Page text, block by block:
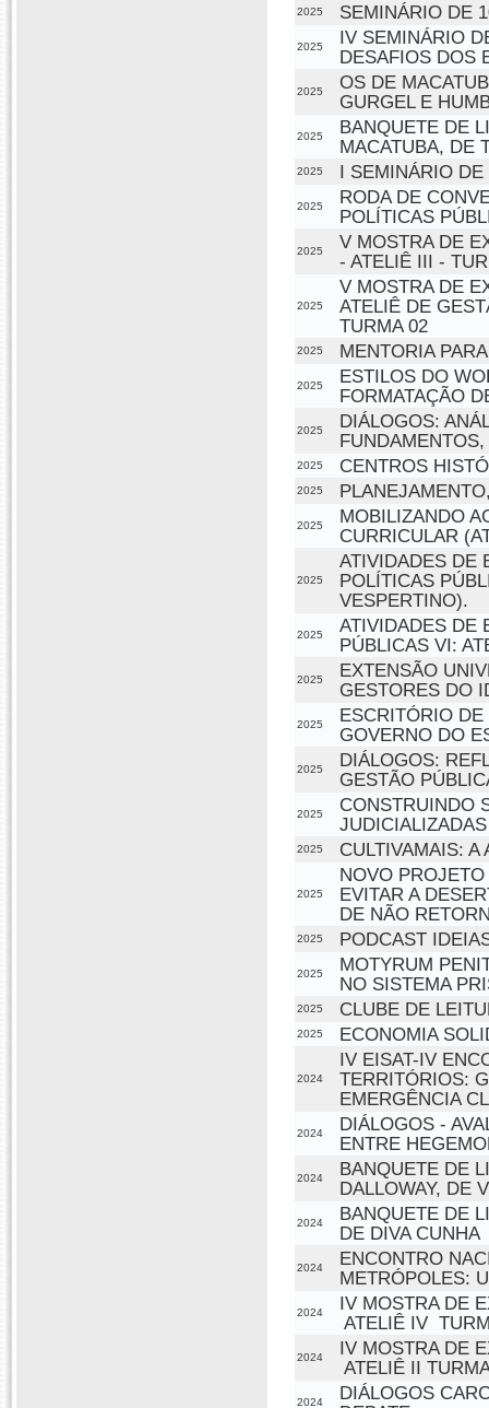
2025 SEMINÁRIO DE
2025
IV SEMINÁRIO
DESAFIOS DOS
2025
OS DE
GURGEL E
2025
BANQUETE DE
MACATUBA, DE
2025 I SEMINÁRIO
2025
RODA DE
POLÍTICAS
2025
V MOSTRA DE
- ATELIÊ III -
2025
V MOSTRA DE
ATELIÊ DE
TURMA 02
2025 MENTORIA
2025
ESTILOS DO
FORMATAÇÃO
2025
DIÁLOGOS:
2025 CENTROS
2025
2025
MOBILIZANDO
CURRICULAR
2025
ATIVIDADES DE
POLÍTICAS
VESPERTINO).
2025
ATIVIDADES DE
PÚBLICAS VI:
2025
EXTENSÃO
GESTORES DO
2025
ESCRITÓRIO
GOVERNO DO
2025
DIÁLOGOS:
GESTÃO
2025
CONSTRUINDO
JUDICIALIZADAS
2025 CULTIVAMAIS: A
2025
NOVO
EVITAR A
DE NÃO
2025 PODCAST
2025
MOTYRUM
NO SISTEMA
2025 CLUBE DE
2025 ECONOMIA
2024
IV EISAT-IV
TERRITÓRIOS:
EMERGÊNCIA
2024
DIÁLOGOS -
ENTRE
2024
BANQUETE DE
DALLOWAY, DE
2024
BANQUETE DE
DE DIVA CUNHA
2024
ENCONTRO
METRÓPOLES:
2024
IV MOSTRA DE
 ATELIÊ IV 
2024
IV MOSTRA DE
 ATELIÊ II
2024
DIÁLOGOS